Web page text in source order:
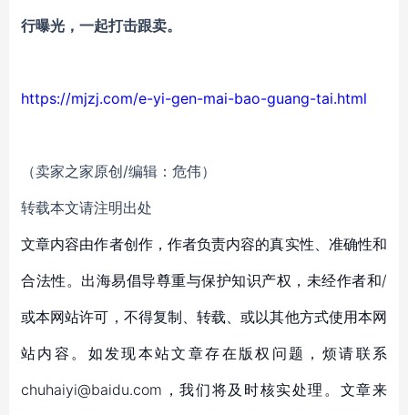
行曝光 ，一起打击跟卖。
https://mjzj.com/e-yi-gen-mai-bao-guang-tai.html
（卖家之家原创/编辑：危伟）
转载本文请注明出处
文章内容由作者创作，作者负责内容的真实性、准确性和
合法性。出海易倡导尊重与保护知识产权，未经作者和/
或本网站许可，不得复制、转载、或以其他方式使用本网
站内容。如发现本站文章存在版权问题，烦请联系
chuhaiyi@baidu.com，我们将及时核实处理。文章来